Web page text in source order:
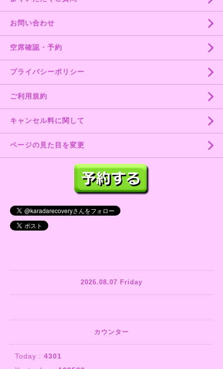
お問い合わせ
空席確認・予約
プライバシーポリシー
ご利用規約
キャンセル料に関して
ページの見た目を変更
2026.08.07 Friday
カウンター
Today : 4301